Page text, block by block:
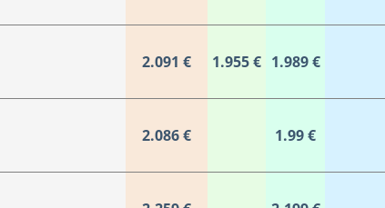
2.091 € 1.955 € 1.989 €
2.086 € 1.99 €